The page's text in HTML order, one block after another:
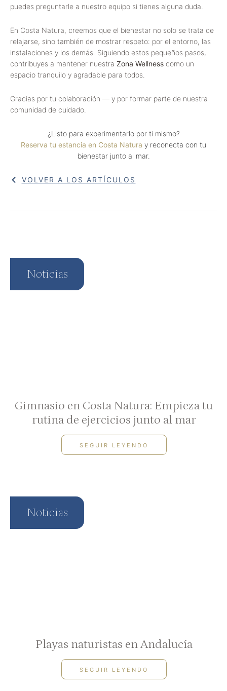
puedes preguntarle a nuestro equipo si tienes alguna duda.
En Costa Natura, creemos que el bienestar no solo se trata de
relajarse, sino también de mostrar respeto: por el entorno, las
instalaciones y los demás. Siguiendo estos pequeños pasos,
contribuyes a mantener nuestra Zona Wellness como un
espacio tranquilo y agradable para todos.
Gracias por tu colaboración — y por formar parte de nuestra
comunidad de cuidado.
¿Listo para experimentarlo por ti mismo?
Reserva tu estancia en Costa Natura y reconecta con tu
bienestar junto al mar.
VOLVER A LOS ARTÍCULOS
Noticias
Gimnasio en Costa Natura: Empieza tu
rutina de ejercicios junto al mar
SEGUIR LEYENDO
Noticias
Playas naturistas en Andalucía
SEGUIR LEYENDO